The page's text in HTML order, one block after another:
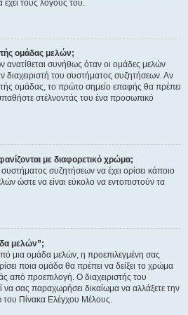
τους λόγους του.
ομάδας μελών;
ανατίθεται συνήθως όταν οι ομάδες μελών
διαχειριστή του συστήματος συζητήσεων. Αν
ομάδας, το πρώτο σημείο επαφής θα πρέπει
στέλνοντάς του ένα προσωπικό
με διαφορετικό χρώμα;
συστήματος συζητήσεων να έχει ορίσει κάποιο
ώστε να είναι εύκολο να εντοπιστούν τα
μελών”;
μια ομάδα μελών, η προεπιλεγμένη σας
ποια ομάδα θα πρέπει να δείξει το χρώμα
από προεπιλογή. Ο διαχειριστής του
σας παραχωρήσει δικαίωμα να αλλάξετε την
Πίνακα Ελέγχου Μέλους.